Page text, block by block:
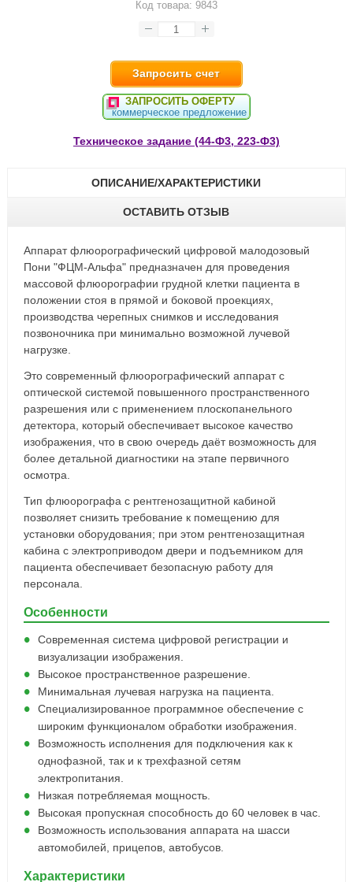
Код товара: 9843
Запросить счет
ЗАПРОСИТЬ ОФЕРТУ
коммерческое предложение
Техническое задание (44-Ф3, 223-Ф3)
ОПИСАНИЕ/ХАРАКТЕРИСТИКИ
ОСТАВИТЬ ОТЗЫВ
Аппарат флюорографический цифровой малодозовый
Пони "ФЦМ-Альфа" предназначен для проведения
массовой флюорографии грудной клетки пациента в
положении стоя в прямой и боковой проекциях,
производства черепных снимков и исследования
позвоночника при минимально возможной лучевой
нагрузке.
Это современный флюорографический аппарат с
оптической системой повышенного пространственного
разрешения или с применением плоскопанельного
детектора, который обеспечивает высокое качество
изображения, что в свою очередь даёт возможность для
более детальной диагностики на этапе первичного
осмотра.
Тип флюорографа с рентгенозащитной кабиной
позволяет снизить требование к помещению для
установки оборудования; при этом рентгенозащитная
кабина с электроприводом двери и подъемником для
пациента обеспечивает безопасную работу для
персонала.
Особенности
Современная система цифровой регистрации и
визуализации изображения.
Высокое пространственное разрешение.
Минимальная лучевая нагрузка на пациента.
Специализированное программное обеспечение с
широким функционалом обработки изображения.
Возможность исполнения для подключения как к
однофазной, так и к трехфазной сетям
электропитания.
Низкая потребляемая мощность.
Высокая пропускная способность до 60 человек в час.
Возможность использования аппарата на шасси
автомобилей, прицепов, автобусов.
Характеристики